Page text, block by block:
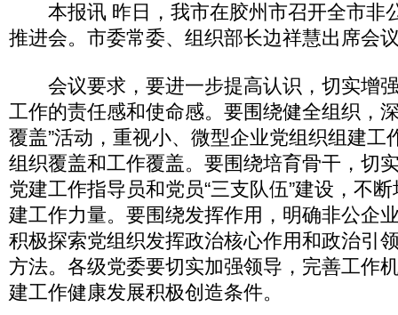
本报讯 昨日，我市在胶州市召开全市非
推进会。市委常委、组织部长边祥慧出席会
会议要求，要进一步提高认识，切实增
工作的责任感和使命感。要围绕健全组织，
覆盖”活动，重视小、微型企业党组织组建工
组织覆盖和工作覆盖。要围绕培育骨干，切
党建工作指导员和党员“三支队伍”建设，不
建工作力量。要围绕发挥作用，明确非公企
积极探索党组织发挥政治核心作用和政治引
方法。各级党委要切实加强领导，完善工作
建工作健康发展积极创造条件。